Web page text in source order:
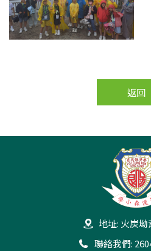
返回
地址: 火炭
聯絡我們: